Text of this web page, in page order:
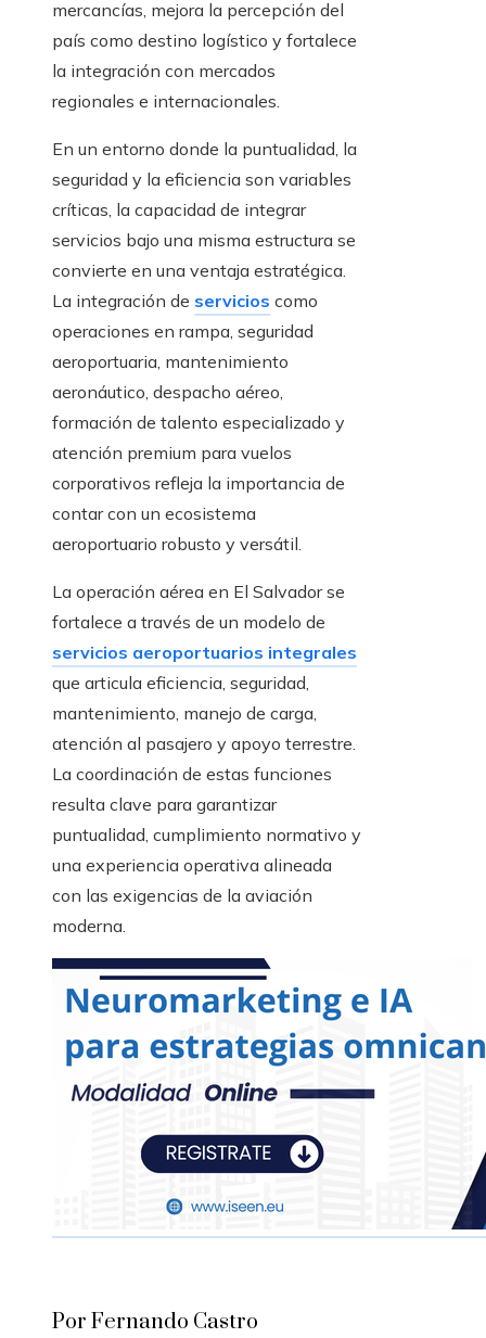
mercancías, mejora la percepción del
país como destino logístico y fortalece
la integración con mercados
regionales e internacionales.
En un entorno donde la puntualidad, la
seguridad y la eficiencia son variables
críticas, la capacidad de integrar
servicios bajo una misma estructura se
convierte en una ventaja estratégica.
La integración de servicios como
operaciones en rampa, seguridad
aeroportuaria, mantenimiento
aeronáutico, despacho aéreo,
formación de talento especializado y
atención premium para vuelos
corporativos refleja la importancia de
contar con un ecosistema
aeroportuario robusto y versátil.
La operación aérea en El Salvador se
fortalece a través de un modelo de
servicios aeroportuarios integrales
que articula eficiencia, seguridad,
mantenimiento, manejo de carga,
atención al pasajero y apoyo terrestre.
La coordinación de estas funciones
resulta clave para garantizar
puntualidad, cumplimiento normativo y
una experiencia operativa alineada
con las exigencias de la aviación
moderna.
Por Fernando Castro